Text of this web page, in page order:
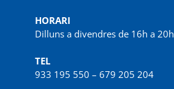
HORARI
Dilluns a divendres de 16h a 20h
TEL
933 195 550 – 679 205 204